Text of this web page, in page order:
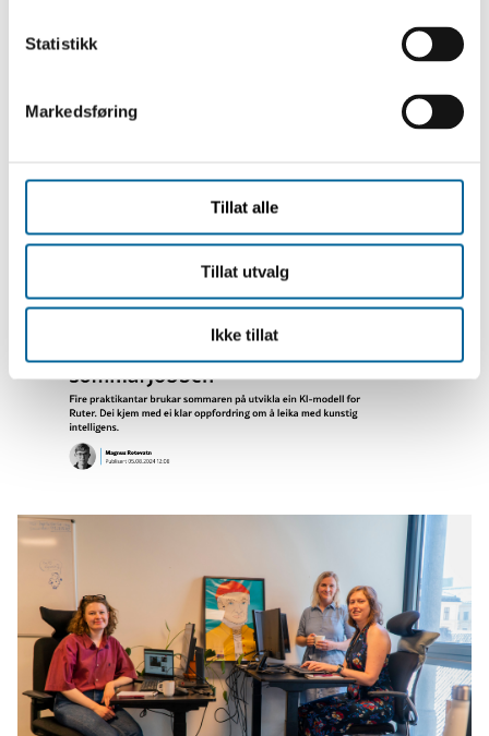
Statistikk
Markedsføring
Tillat alle
Tillat utvalg
Ikke tillat